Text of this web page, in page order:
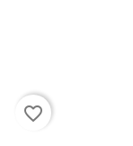
favorite_border